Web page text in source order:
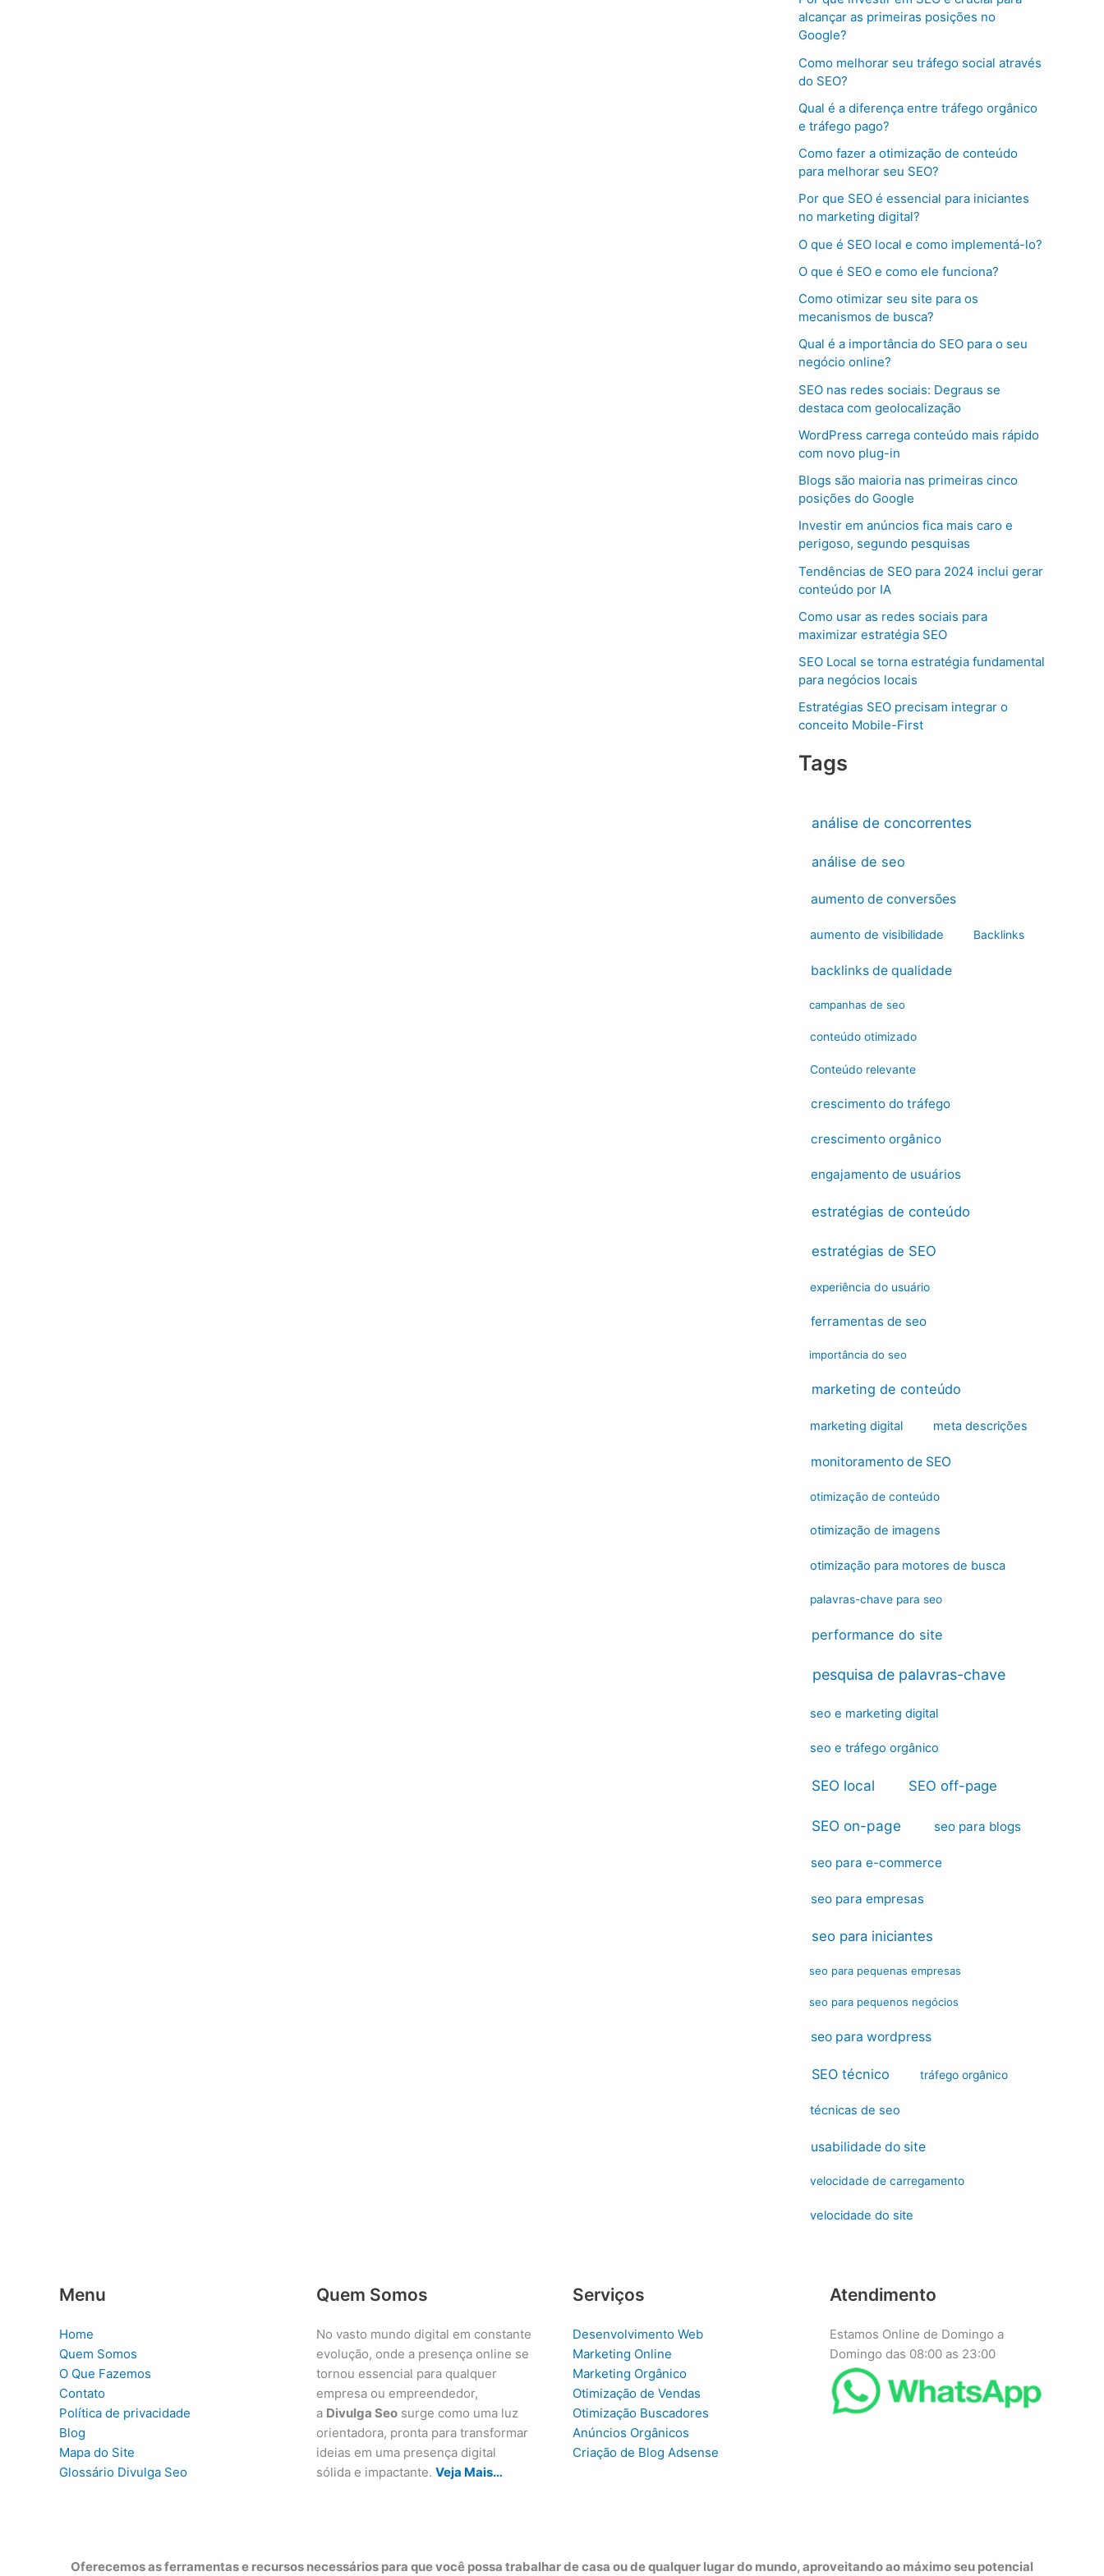
alcançar as primeiras posições no
Google?
Como melhorar seu tráfego social através
do SEO?
Qual é a diferença entre tráfego orgânico
e tráfego pago?
Como fazer a otimização de conteúdo
para melhorar seu SEO?
Por que SEO é essencial para iniciantes
no marketing digital?
O que é SEO local e como implementá-lo?
O que é SEO e como ele funciona?
Como otimizar seu site para os
mecanismos de busca?
Qual é a importância do SEO para o seu
negócio online?
SEO nas redes sociais: Degraus se
destaca com geolocalização
WordPress carrega conteúdo mais rápido
com novo plug-in
Blogs são maioria nas primeiras cinco
posições do Google
Investir em anúncios fica mais caro e
perigoso, segundo pesquisas
Tendências de SEO para 2024 inclui gerar
conteúdo por IA
Como usar as redes sociais para
maximizar estratégia SEO
SEO Local se torna estratégia fundamental
para negócios locais
Estratégias SEO precisam integrar o
conceito Mobile-First
Tags
análise de concorrentes
análise de seo
aumento de conversões
aumento de visibilidade Backlinks
backlinks de qualidade
campanhas de seo
conteúdo otimizado
Conteúdo relevante
crescimento do tráfego
crescimento orgânico
engajamento de usuários
estratégias de conteúdo
estratégias de SEO
experiência do usuário
ferramentas de seo
importância do seo
marketing de conteúdo
marketing digital meta descrições
monitoramento de SEO
otimização de conteúdo
otimização de imagens
otimização para motores de busca
palavras-chave para seo
performance do site
pesquisa de palavras-chave
seo e marketing digital
seo e tráfego orgânico
SEO local SEO off-page
SEO on-page seo para blogs
seo para e-commerce
seo para empresas
seo para iniciantes
seo para pequenas empresas
seo para pequenos negócios
seo para wordpress
SEO técnico tráfego orgânico
técnicas de seo
usabilidade do site
velocidade de carregamento
velocidade do site
Menu
Home
Quem Somos
O Que Fazemos
Contato
Política de privacidade
Blog
Mapa do Site
Glossário Divulga Seo
Quem Somos
No vasto mundo digital em constante
evolução, onde a presença online se
tornou essencial para qualquer
empresa ou empreendedor,
a Divulga Seosurge como uma luz
orientadora, pronta para transformar
ideias em uma presença digital
sólida e impactante. Veja Mais…
Serviços
Desenvolvimento Web
Marketing Online
Marketing Orgânico
Otimização de Vendas
Otimização Buscadores
Anúncios Orgânicos
Criação de Blog Adsense
Atendimento
Estamos Online de Domingo a
Domingo das 08:00 as 23:00
Oferecemos as ferramentas e recursos necessários para que você possa trabalhar de casa ou de qualquer lugar do mundo, aproveitando ao máximo seu potencial